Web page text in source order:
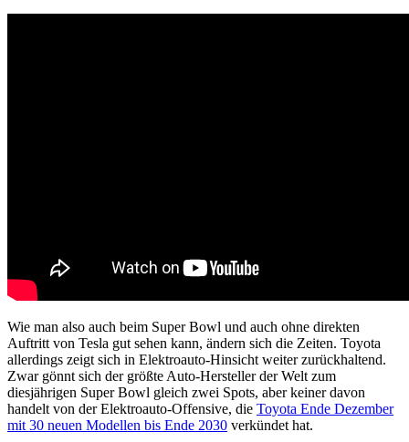
Wie man also auch beim Super Bowl und auch ohne direkten
Auftritt von Tesla gut sehen kann, ändern sich die Zeiten. Toyota
allerdings zeigt sich in Elektroauto-Hinsicht weiter zurückhaltend.
Zwar gönnt sich der größte Auto-Hersteller der Welt zum
diesjährigen Super Bowl gleich zwei Spots, aber keiner davon
handelt von der Elektroauto-Offensive, die Toyota Ende Dezember
mit 30 neuen Modellen bis Ende 2030 verkündet hat.